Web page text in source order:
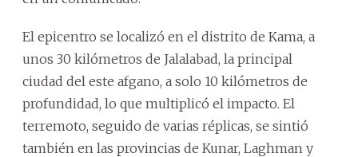
El epicentro se localizó en el distrito de Kama, a
unos 30 kilómetros de Jalalabad, la principal
ciudad del este afgano, a solo 10 kilómetros de
profundidad, lo que multiplicó el impacto. El
terremoto, seguido de varias réplicas, se sintió
también en las provincias de Kunar, Laghman y